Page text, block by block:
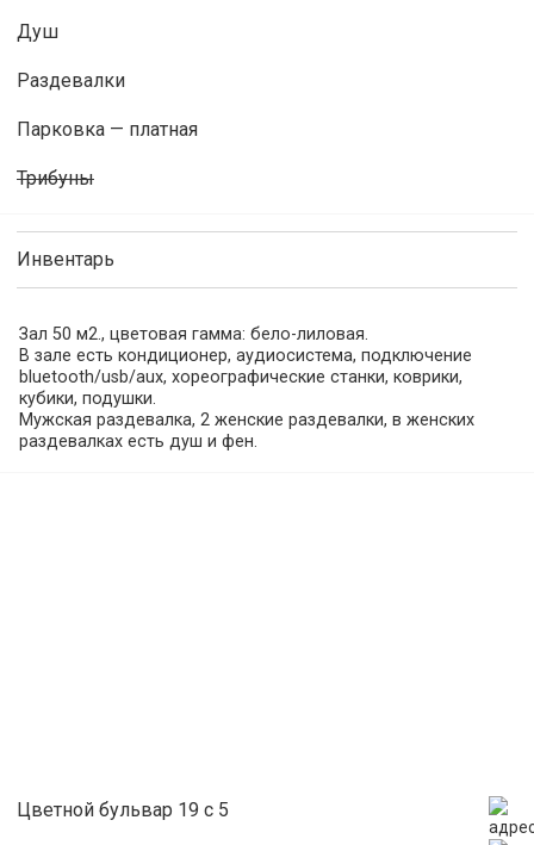
Душ
Раздевалки
Парковка — платная
Трибуны
Инвентарь
Зал 50 м2., цветовая гамма: бело-лиловая.
В зале есть кондиционер, аудиосистема, подключение
bluetooth/usb/aux, хореографические станки, коврики,
кубики, подушки.
Мужская раздевалка, 2 женские раздевалки, в женских
раздевалках есть душ и фен.
Цветной бульвар 19 с 5